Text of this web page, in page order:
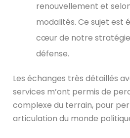
renouvellement et
modalités. Ce sujet est
cœur de notre
défense.
Les échanges très détaillés
services m’ont permis de
complexe du terrain, pour
articulation du monde